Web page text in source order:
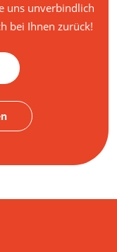
uns unverbindlich
bei Ihnen zurück!